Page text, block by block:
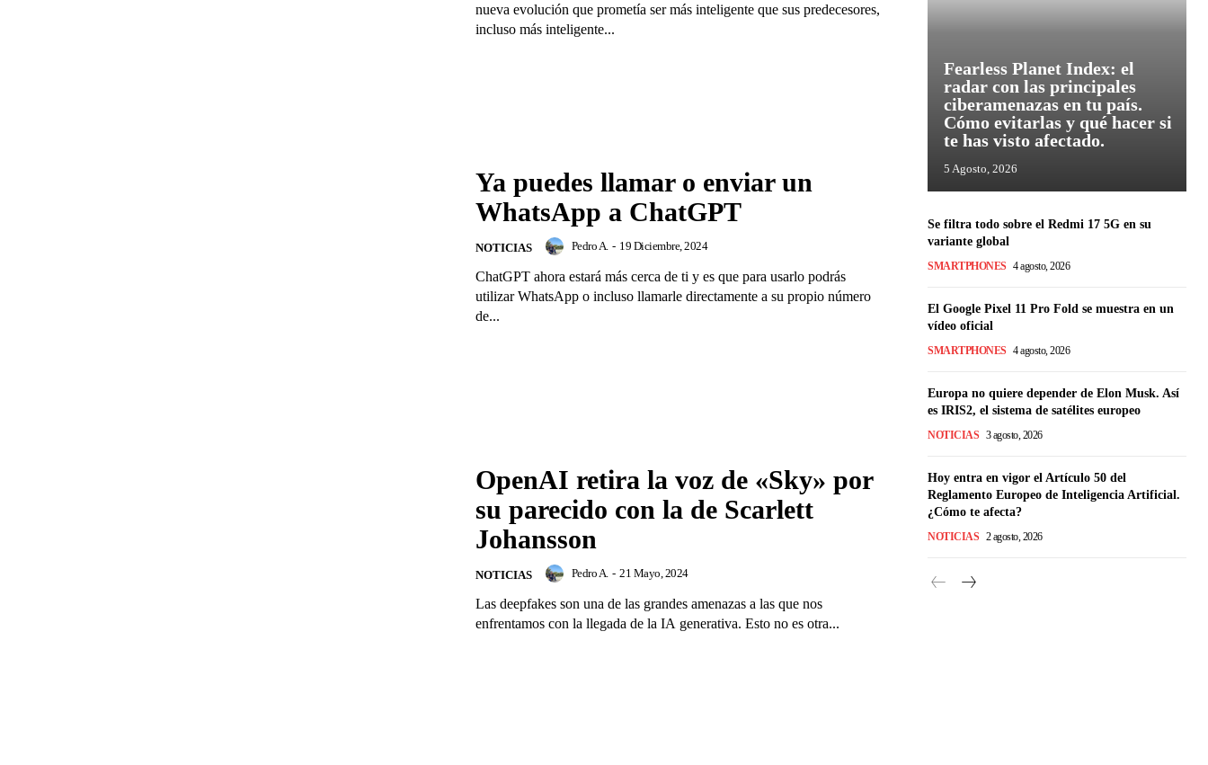
nueva evolución que prometía ser más inteligente que sus predecesores,
incluso más inteligente...
Ya puedes llamar o enviar un
WhatsApp a ChatGPT
NOTICIAS Pedro A. - 19 Diciembre, 2024
ChatGPT ahora estará más cerca de ti y es que para usarlo podrás
utilizar WhatsApp o incluso llamarle directamente a su propio número
de...
OpenAI retira la voz de «Sky» por
su parecido con la de Scarlett
Johansson
NOTICIAS Pedro A. - 21 Mayo, 2024
Las deepfakes son una de las grandes amenazas a las que nos
enfrentamos con la llegada de la IA generativa. Esto no es otra...
Fearless Planet Index: el
radar con las principales
ciberamenazas en tu país.
Cómo evitarlas y qué hacer si
te has visto afectado.
5 Agosto, 2026
Se filtra todo sobre el Redmi 17 5G en su
variante global
SMARTPHONES 4 agosto, 2026
El Google Pixel 11 Pro Fold se muestra en un
vídeo oficial
SMARTPHONES 4 agosto, 2026
Europa no quiere depender de Elon Musk. Así
es IRIS2, el sistema de satélites europeo
NOTICIAS 3 agosto, 2026
Hoy entra en vigor el Artículo 50 del
Reglamento Europeo de Inteligencia Artificial.
¿Cómo te afecta?
NOTICIAS 2 agosto, 2026